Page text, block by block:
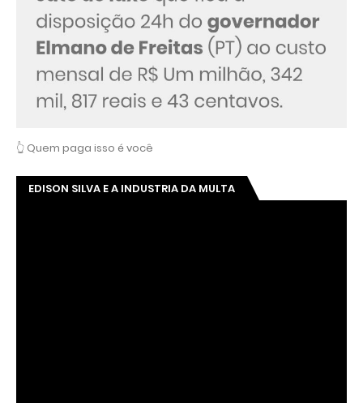
👆 Quem paga isso é você
EDISON SILVA E A INDUSTRIA DA MULTA